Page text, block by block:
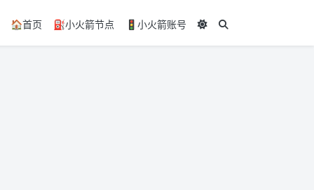
🏠️首页 ⛽小火箭节点 🚦小火箭账号